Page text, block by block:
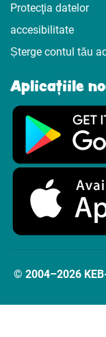
Protecţia datelor
accesibilitate
Șterge contul tău
Aplicațiile
© 2004–2026